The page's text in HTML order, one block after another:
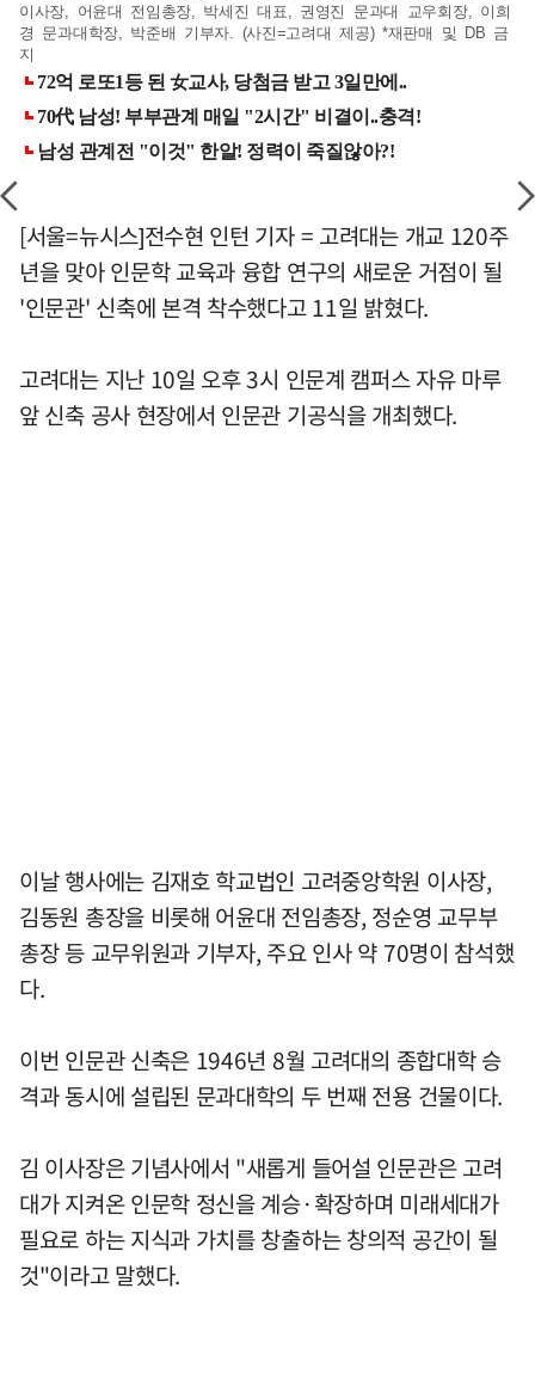
이사장, 어윤대 전임총장, 박세진 대표, 권영진 문과대 교우회장, 이희
경 문과대학장, 박준배 기부자. (사진=고려대 제공) *재판매 및 DB 금
지
[서울=뉴시스]전수현 인턴 기자 = 고려대는 개교 120주
년을 맞아 인문학 교육과 융합 연구의 새로운 거점이 될
'인문관' 신축에 본격 착수했다고 11일 밝혔다.
고려대는 지난 10일 오후 3시 인문계 캠퍼스 자유 마루
앞 신축 공사 현장에서 인문관 기공식을 개최했다.
이날 행사에는 김재호 학교법인 고려중앙학원 이사장,
김동원 총장을 비롯해 어윤대 전임총장, 정순영 교무부
총장 등 교무위원과 기부자, 주요 인사 약 70명이 참석했
다.
이번 인문관 신축은 1946년 8월 고려대의 종합대학 승
격과 동시에 설립된 문과대학의 두 번째 전용 건물이다.
김 이사장은 기념사에서 "새롭게 들어설 인문관은 고려
대가 지켜온 인문학 정신을 계승·확장하며 미래세대가
필요로 하는 지식과 가치를 창출하는 창의적 공간이 될
것"이라고 말했다.